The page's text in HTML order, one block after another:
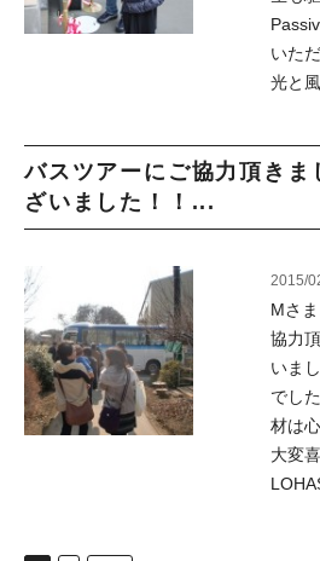
いた
光と
バスツアーにご協力頂きま
ざいました！！...
2015/
Mさ
協力
いま
でし
材は
大変